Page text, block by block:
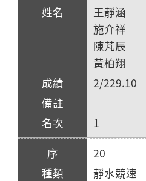
王靜涵
施介祥
陳芃辰
黃柏翔
2/229.10
1
20
靜水競速